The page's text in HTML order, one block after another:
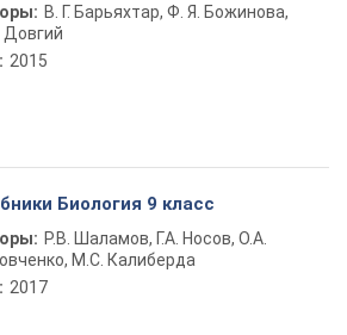
В. Г. Барьяхтар, Ф. Я. Божинова,
Довгий
2015
Биология 9 класс
Р.В. Шаламов, Г.А. Носов, О.А.
М.С. Калиберда
2017